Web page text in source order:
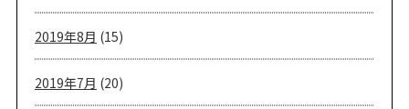
2019年8月 (15)
2019年7月 (20)